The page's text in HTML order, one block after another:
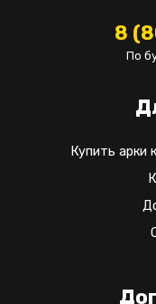
8
По
Купить арки